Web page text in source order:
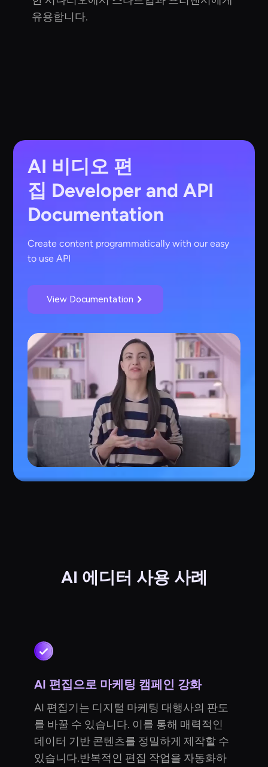
유용합니다.
AI 비디오 편
집 Developer and API
Documentation
Create content programmatically with our easy
to use API
View Documentation
AI 에디터 사용 사례
AI 편집으로 마케팅 캠페인 강화
AI 편집기는 디지털 마케팅 대행사의 판도
를 바꿀 수 있습니다. 이를 통해 매력적인
데이터 기반 콘텐츠를 정밀하게 제작할 수
있습니다.반복적인 편집 작업을 자동화하